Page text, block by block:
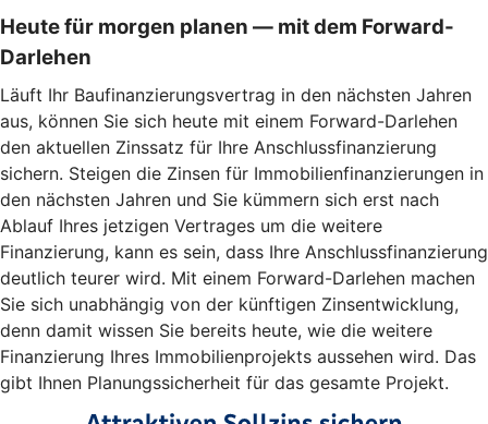
Heute für morgen planen — mit dem Forward-
Darlehen
Läuft Ihr Baufinanzierungsvertrag in den nächsten Jahren
aus, können Sie sich heute mit einem Forward-Darlehen
den aktuellen Zinssatz für Ihre Anschlussfinanzierung
sichern. Steigen die Zinsen für Immobilienfinanzierungen in
den nächsten Jahren und Sie kümmern sich erst nach
Ablauf Ihres jetzigen Vertrages um die weitere
Finanzierung, kann es sein, dass Ihre Anschlussfinanzierung
deutlich teurer wird. Mit einem Forward-Darlehen machen
Sie sich unabhängig von der künftigen Zinsentwicklung,
denn damit wissen Sie bereits heute, wie die weitere
Finanzierung Ihres Immobilienprojekts aussehen wird. Das
gibt Ihnen Planungssicherheit für das gesamte Projekt.